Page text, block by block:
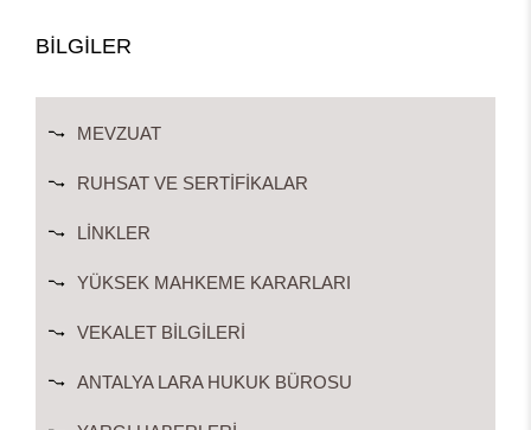
BİLGİLER
MEVZUAT
RUHSAT VE SERTIFIKALAR
LINKLER
YÜKSEK MAHKEME KARARLARI
VEKALET BILGILERI
ANTALYA LARA HUKUK BÜROSU